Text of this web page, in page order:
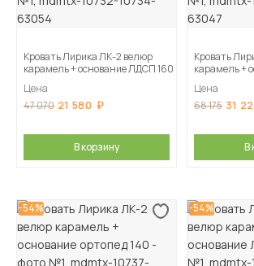
Кровать Лирика ЛК-2 велюр
карамель + основание ЛДСП 160
Цена
47 070 21 580
В корзину
Кровать
карамель +
Цена
68 175 31
В
-54% -54%